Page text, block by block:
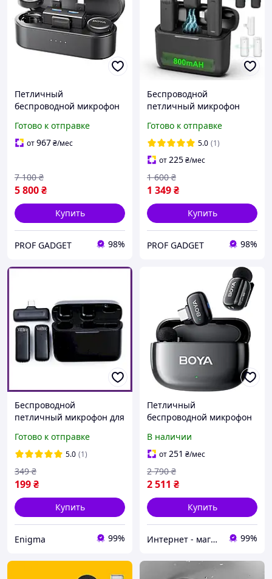
Петличный
беспроводной микрофон
зарядным кейсом и
искусственным
Готово к отправке
от967₴/мес
5 800₴
7 100 ₴
Купить
PROF GADGET 98%
Беспроводной
петличный микрофон
микрофон для смартфона
Lightning / Type-C
Готово к отправке
5.0 (1)
от225₴/мес
1 349₴
1 600 ₴
Купить
PROF GADGET 98%
Беспроводной
петличный микрофон для
трансляций с разъемом
Type-C и
шумоподавлением, 2 шт
Готово к отправке
5.0 (1)
199₴
349 ₴
Купить
Enigma 99%
Петличный
беспроводной микрофон
Android (USB Type-C) BY-
MINI-03
В наличии
от251 ₴/мес
2 511 ₴
2 790 ₴
Купить
Интернет - магазин "Балу" 99%